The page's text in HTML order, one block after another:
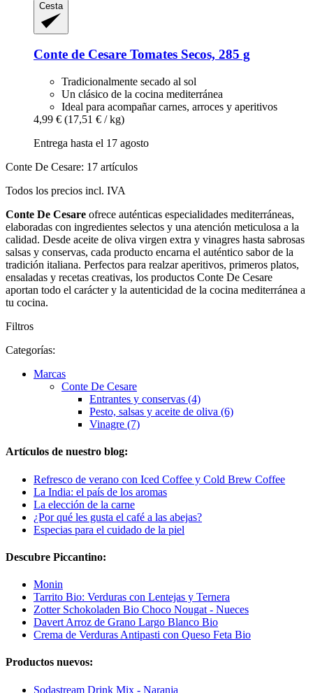
Cesta
Conte de Cesare Tomates Secos, 285 g
Tradicionalmente secado al sol
Un clásico de la cocina mediterránea
Ideal para acompañar carnes, arroces y aperitivos
4,99 € (17,51 € / kg)
Entrega hasta el 17 agosto
Conte De Cesare: 17 artículos
Todos los precios incl. IVA
Conte De Cesare ofrece auténticas especialidades mediterráneas,
elaboradas con ingredientes selectos y una atención meticulosa a la
calidad. Desde aceite de oliva virgen extra y vinagres hasta sabrosas
salsas y conservas, cada producto encarna el auténtico sabor de la
tradición italiana. Perfectos para realzar aperitivos, primeros platos,
ensaladas y recetas creativas, los productos Conte De Cesare
aportan todo el carácter y la autenticidad de la cocina mediterránea a
tu cocina.
Filtros
Categorías:
Marcas
Conte De Cesare
Entrantes y conservas (4)
Pesto, salsas y aceite de oliva (6)
Vinagre (7)
Artículos de nuestro blog:
Refresco de verano con Iced Coffee y Cold Brew Coffee
La India: el país de los aromas
La elección de la carne
¿Por qué les gusta el café a las abejas?
Especias para el cuidado de la piel
Descubre Piccantino:
Monin
Tarrito Bio: Verduras con Lentejas y Ternera
Zotter Schokoladen Bio Choco Nougat - Nueces
Davert Arroz de Grano Largo Blanco Bio
Crema de Verduras Antipasti con Queso Feta Bio
Productos nuevos:
Sodastream Drink Mix - Naranja